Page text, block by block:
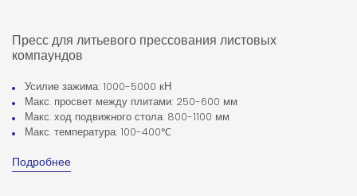
Пресс для литьевого прессования листовых
компаундов
Усилие зажима: 1000-5000 кН
Макс. просвет между плитами: 250-600 мм
Макс. ход подвижного стола: 800-1100 мм
Макс. температура: 100-400℃
Подробнее